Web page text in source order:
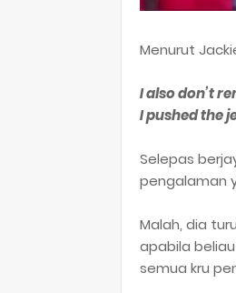
Menurut
I also don’t
I pushed the
Selepas
pengalaman
Malah, dia
apabila
semua kru